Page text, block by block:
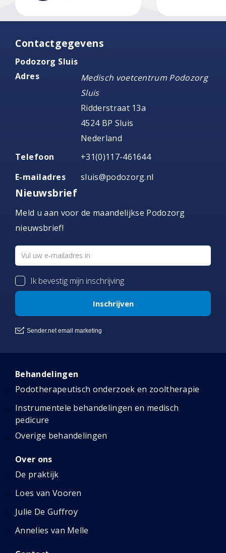
Contactgegevens
Podozorg Sluis
Adres
Medisch voetcentrum Podozorg
Sluis
Ridderstraat 13a
4524 BP Sluis
Nederland
Telefoon
+31(0)117-461644
E-mailadres
sluis@podozorg.nl
Nieuwsbrief
Meld u aan voor de maandelijkse Podozorg
nieuwsbrief!
Behandelingen
Podotherapeutisch onderzoek en zooltherapie
Instrumentele behandelingen en medisch
pedicure
Overige behandelingen
Over ons
De praktijk
Loes van Vooren
Julie De Guffroy
Annelies van Melle